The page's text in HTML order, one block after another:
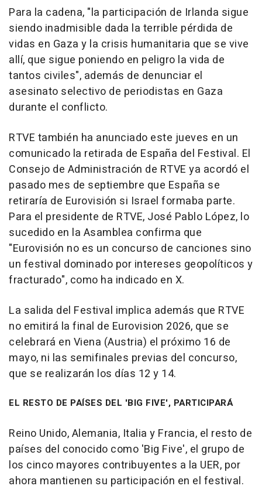
Para la cadena, "la participación de Irlanda sigue
siendo inadmisible dada la terrible pérdida de
vidas en Gaza y la crisis humanitaria que se vive
allí, que sigue poniendo en peligro la vida de
tantos civiles", además de denunciar el
asesinato selectivo de periodistas en Gaza
durante el conflicto.
RTVE también ha anunciado este jueves en un
comunicado la retirada de España del Festival. El
Consejo de Administración de RTVE ya acordó el
pasado mes de septiembre que España se
retiraría de Eurovisión si Israel formaba parte.
Para el presidente de RTVE, José Pablo López, lo
sucedido en la Asamblea confirma que
"Eurovisión no es un concurso de canciones sino
un festival dominado por intereses geopolíticos y
fracturado", como ha indicado en X.
La salida del Festival implica además que RTVE
no emitirá la final de Eurovision 2026, que se
celebrará en Viena (Austria) el próximo 16 de
mayo, ni las semifinales previas del concurso,
que se realizarán los días 12 y 14.
EL RESTO DE PAÍSES DEL 'BIG FIVE', PARTICIPARÁ
Reino Unido, Alemania, Italia y Francia, el resto de
países del conocido como 'Big Five', el grupo de
los cinco mayores contribuyentes a la UER, por
ahora mantienen su participación en el festival.